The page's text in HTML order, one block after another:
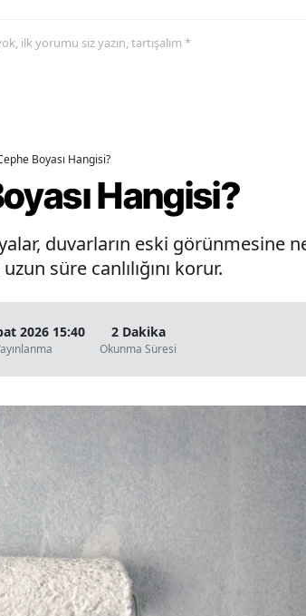
ilk yorumu siz yazın, tartışalım *
Boyası Hangisi?
Hangisi?
duvarların eski görünmesine
süre canlılığını korur.
2026 15:40 2 Dakika
Okunma Süresi